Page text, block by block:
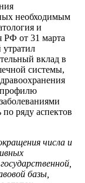
необходимым
и
РФ от 31 марта
вклад в
системы,
профилю
ряду аспектов
числа и
базы,